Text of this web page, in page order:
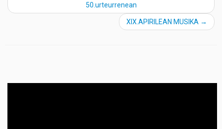
50.urteurrenean
XIX.APIRILEAN MUSIKA →